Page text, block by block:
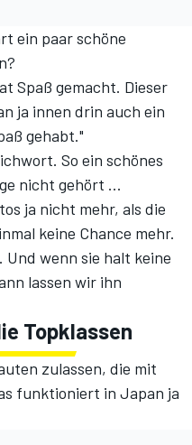
ein paar schöne
Spaß gemacht. Dieser
ja innen drin auch ein
gehabt."
So ein schönes
nicht gehört ...
ja nicht mehr, als die
keine Chance mehr.
wenn sie halt keine
lassen wir ihn
Topklassen
zulassen, die mit
funktioniert in Japan ja